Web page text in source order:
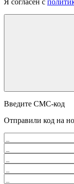
Я согласен с
Введите СМС-код
Отправили код на